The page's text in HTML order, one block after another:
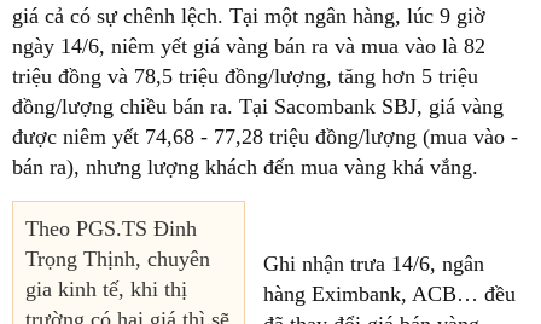
giá cả có sự chênh lệch. Tại một ngân hàng, lúc 9 giờ
ngày 14/6, niêm yết giá vàng bán ra và mua vào là 82
triệu đồng và 78,5 triệu đồng/lượng, tăng hơn 5 triệu
đồng/lượng chiều bán ra. Tại Sacombank SBJ, giá vàng
được niêm yết 74,68 - 77,28 triệu đồng/lượng (mua vào -
bán ra), nhưng lượng khách đến mua vàng khá vắng.
Theo PGS.TS Đinh
Trọng Thịnh, chuyên
gia kinh tế, khi thị
Ghi nhận trưa 14/6, ngân
hàng Eximbank, ACB… đều